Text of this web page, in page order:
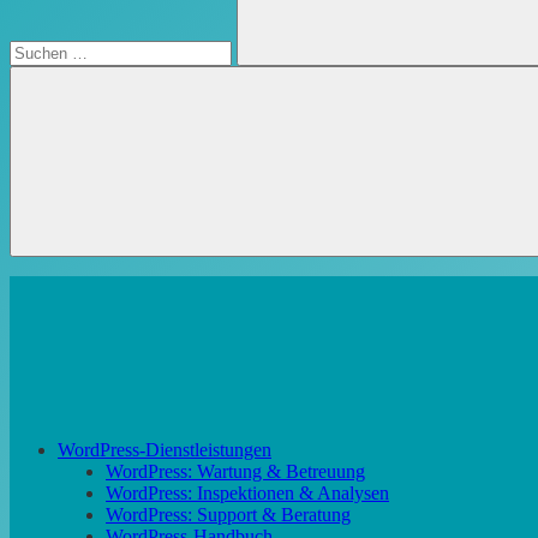
Suchen
WordPress-Dienstleistungen
WordPress: Wartung & Betreuung
WordPress: Inspektionen & Analysen
WordPress: Support & Beratung